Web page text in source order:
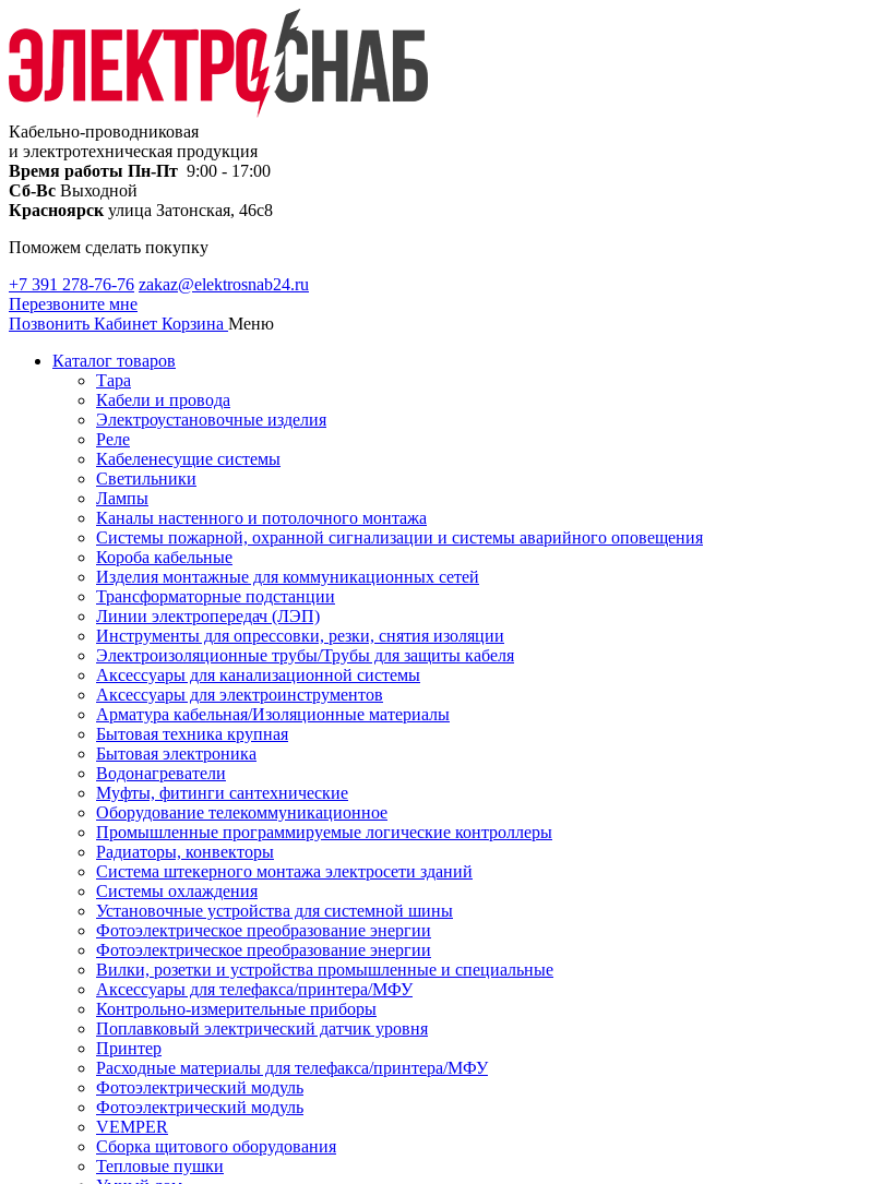
Кабельно-проводниковая
и электротехническая продукция
Время работы Пн-Пт 9:00 - 17:00
Сб-Вс Выходной
Красноярск улица Затонская, 46с8
Поможем сделать покупку
+7 391 278-76-76 zakaz@elektrosnab24.ru
Перезвоните мне
Позвонить Кабинет Корзина Меню
Каталог товаров
Тара
Кабели и провода
Электроустановочные изделия
Реле
Кабеленесущие системы
Светильники
Лампы
Каналы настенного и потолочного монтажа
Системы пожарной, охранной сигнализации и системы аварийного оповещения
Короба кабельные
Изделия монтажные для коммуникационных сетей
Трансформаторные подстанции
Линии электропередач (ЛЭП)
Инструменты для опрессовки, резки, снятия изоляции
Электроизоляционные трубы/Трубы для защиты кабеля
Аксессуары для канализационной системы
Аксессуары для электроинструментов
Арматура кабельная/Изоляционные материалы
Бытовая техника крупная
Бытовая электроника
Водонагреватели
Муфты, фитинги сантехнические
Оборудование телекоммуникационное
Промышленные программируемые логические контроллеры
Радиаторы, конвекторы
Система штекерного монтажа электросети зданий
Системы охлаждения
Установочные устройства для системной шины
Фотоэлектрическое преобразование энергии
Фотоэлектрическое преобразование энергии
Вилки, розетки и устройства промышленные и специальные
Аксессуары для телефакса/принтера/МФУ
Контрольно-измерительные приборы
Поплавковый электрический датчик уровня
Принтер
Расходные материалы для телефакса/принтера/МФУ
Фотоэлектрический модуль
Фотоэлектрический модуль
VEMPER
Сборка щитового оборудования
Тепловые пушки